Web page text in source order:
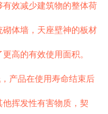
效减少建筑物的整体荷
体墙，天座壁神的板材
高的有效使用面积。
产品在使用寿命结束后
挥发性有害物质，契